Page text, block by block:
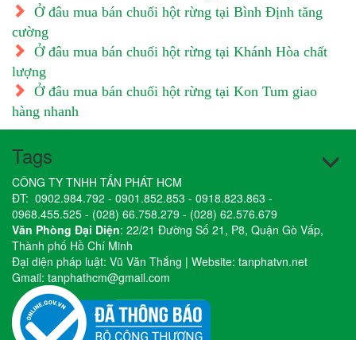
Ở đâu mua bán chuối hột rừng tại Bình Định tăng
cường
Ở đâu mua bán chuối hột rừng tại Khánh Hòa chất
lượng
Ở đâu mua bán chuối hột rừng tại Kon Tum giao
hàng nhanh
Tags
CÔNG TY TNHH TẤN PHÁT HCM
ĐT: 0902.984.792 - 0901.852.853 - 0918.823.863 -
0968.455.525 - (028) 66.758.279 - (028) 62.576.679
Văn Phòng Đại Diện: 22/21 Đường Số 21, P8, Quận Gò Vấp,
Thành phố Hồ Chí Minh
Đại diện pháp luật: Vũ Văn Thắng | Website: tanphatvn.net
Gmail: tanphathcm@gmail.com